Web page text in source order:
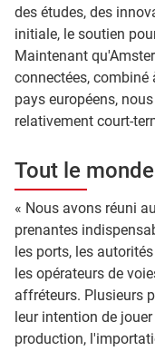
des études, des
initiale, le soutien
Maintenant
connectées, combiné
pays européens,
relativement court-
Tout le
« Nous avons réuni
prenantes
les ports, les
les opérateurs de
affréteurs. Plusieurs
leur intention de
production,